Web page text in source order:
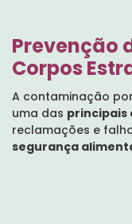
Prevenção
Corpos
A contaminação
uma das principais
reclamações e
segurança